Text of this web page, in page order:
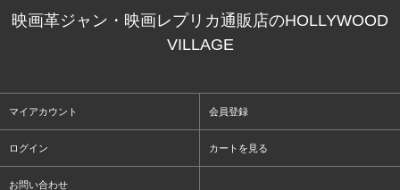
映画革ジャン・映画レプリカ通販店のHOLLYWOOD
VILLAGE
マイアカウント 会員登録
ログイン カートを見る
お問い合わせ